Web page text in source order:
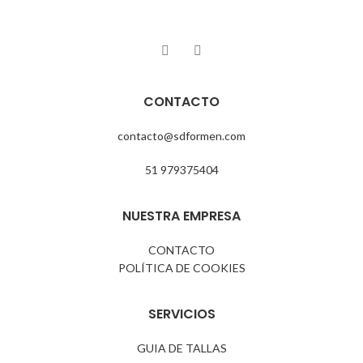
CONTACTO
contacto@sdformen.com
51 979375404
NUESTRA EMPRESA
CONTACTO
POLÍTICA DE COOKIES
SERVICIOS
GUIA DE TALLAS